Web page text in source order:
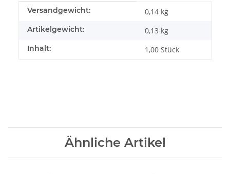
Produkteigenschaft
Wert
Versandgewicht: 0,14 kg
Artikelgewicht: 0,13 kg
Inhalt: 1,00 Stück
Ähnliche Artikel